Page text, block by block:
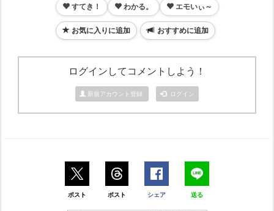
すてき！ わかる。 エモいぃ～
お気に入りに追加 おすすめに追加
ログインしてコメントしよう！
新規アカウント登録 ログイン
ポスト ポスト シェア 送る